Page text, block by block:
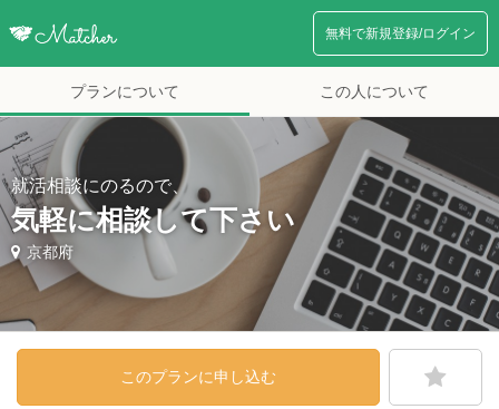
無料で新規登録/ログイン
プランについて この人について
就活相談にのるので、
気軽に相談して下さい
京都府
このプランに申し込む